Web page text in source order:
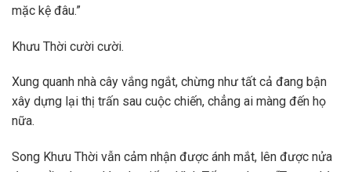
mặc kệ đâu.”
Khưu Thời cười cười.
Xung quanh nhà cây vắng ngắt, chừng như tất cả đang bận
xây dựng lại thị trấn sau cuộc chiến, chẳng ai màng đến họ
nữa.
Song Khưu Thời vẫn cảm nhận được ánh mắt, lên được nửa